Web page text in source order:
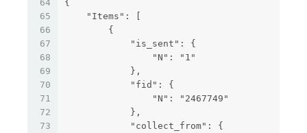
64
65
66
67
68
69
70
71
72
73
{
    "Items": [
        {
            "is_sent": {
                "N": "1"
            },
            "fid": {
                "N": "2467749"
            },
            "collect_from": {